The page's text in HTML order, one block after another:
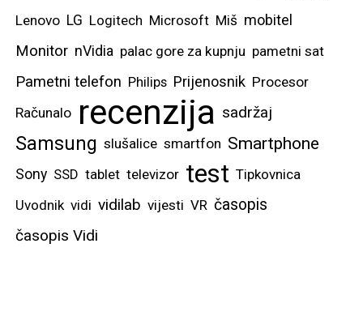
Lenovo LG Logitech Microsoft Miš mobitel
Monitor nVidia palac gore za kupnju pametni sat
Pametni telefon Philips Prijenosnik Procesor
Računalo recenzija sadržaj
Samsung slušalice smartfon Smartphone
Sony SSD tablet televizor test Tipkovnica
Uvodnik vidi vidilab vijesti VR časopis
časopis Vidi